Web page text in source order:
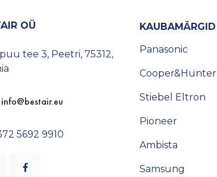
KAUBAMÄRGID
Panasonic
Cooper&Hunter
Stiebel Eltron
Pioneer
Ambista
Samsung
OÜ
tee 3, Peetri, 75312,
info@​bestair.eu
5692 9910